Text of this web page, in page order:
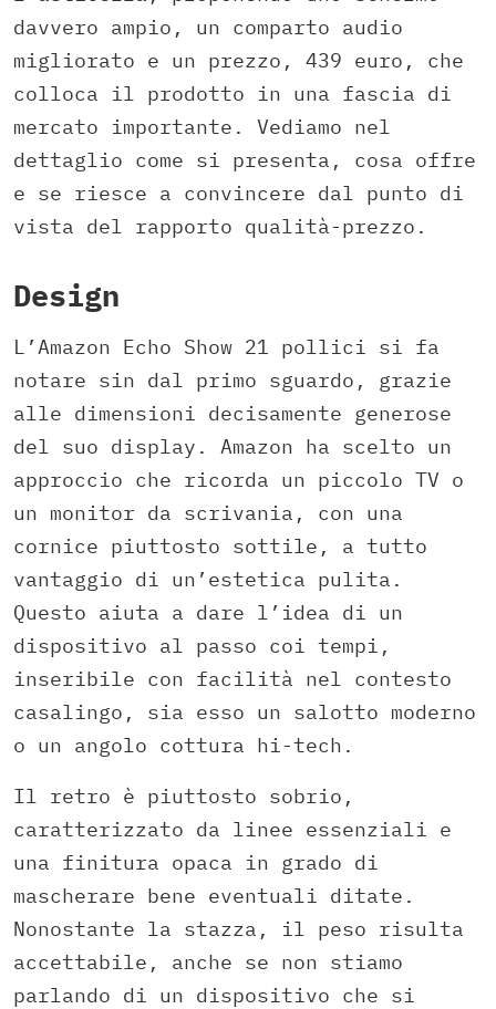
davvero ampio, un comparto audio
migliorato e un prezzo, 439 euro, che
colloca il prodotto in una fascia di
mercato importante. Vediamo nel
dettaglio come si presenta, cosa offre
e se riesce a convincere dal punto di
vista del rapporto qualità-prezzo.
Design
L’Amazon Echo Show 21 pollici si fa
notare sin dal primo sguardo, grazie
alle dimensioni decisamente generose
del suo display. Amazon ha scelto un
approccio che ricorda un piccolo TV o
un monitor da scrivania, con una
cornice piuttosto sottile, a tutto
vantaggio di un’estetica pulita.
Questo aiuta a dare l’idea di un
dispositivo al passo coi tempi,
inseribile con facilità nel contesto
casalingo, sia esso un salotto moderno
o un angolo cottura hi-tech.
Il retro è piuttosto sobrio,
caratterizzato da linee essenziali e
una finitura opaca in grado di
mascherare bene eventuali ditate.
Nonostante la stazza, il peso risulta
accettabile, anche se non stiamo
parlando di un dispositivo che si